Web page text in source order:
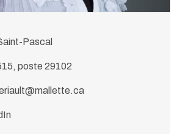
Pascal
poste 29102